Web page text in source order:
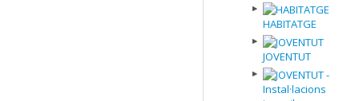
HABITATGE
JOVENTUT